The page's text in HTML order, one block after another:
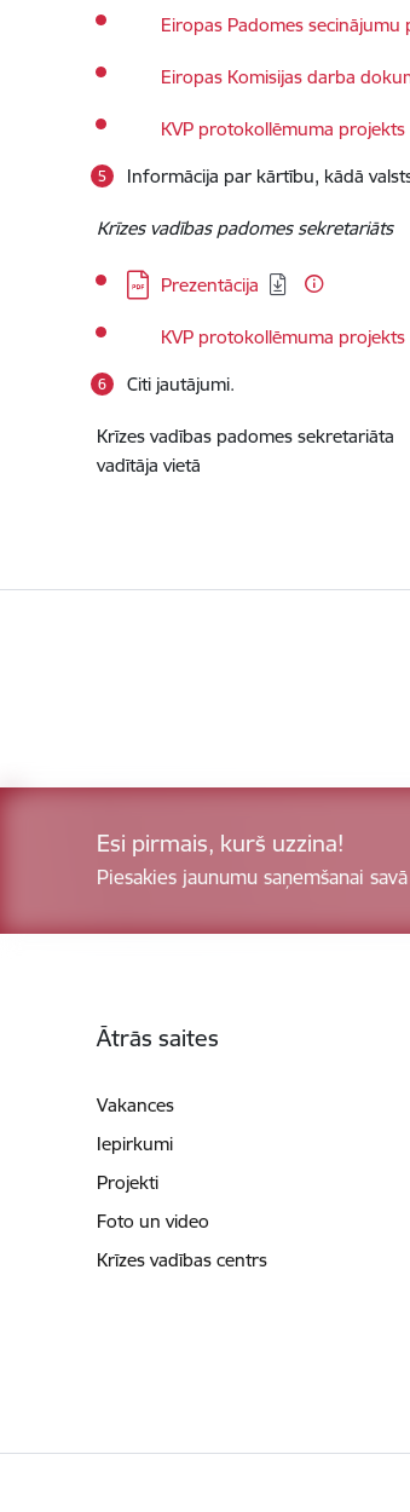
Lejupielādēt:
Eiropas Padomes
Lejupielādēt:
Eiropas Komisijas darba
Lejupielādēt:
KVP protokollēmuma projekts
Informācija par kārtību, kādā
Krīzes vadības padomes sekretariāts
Lejupielādēt:
Prezentācija
Lejupielādēt:
KVP protokollēmuma projekts
Citi jautājumi.
Krīzes vadības padomes sekretariāta
vadītāja vietā
Esi pirmais, kurš uzzina!
Piesakies jaunumu saņemšanai
Ātrās saites
Vakances
Iepirkumi
Projekti
Foto un video
Krīzes vadības centrs